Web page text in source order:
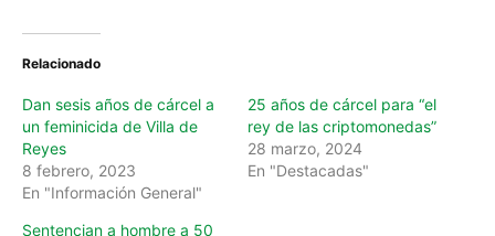
Relacionado
Dan sesis años de cárcel a
un feminicida de Villa de
Reyes
8 febrero, 2023
En "Información General"
25 años de cárcel para “el
rey de las criptomonedas”
28 marzo, 2024
En "Destacadas"
Sentencian a hombre a 50